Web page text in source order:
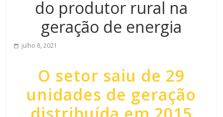
do produtor rural na
geração de energia
julho 8, 2021
O setor saiu de 29
unidades de geração